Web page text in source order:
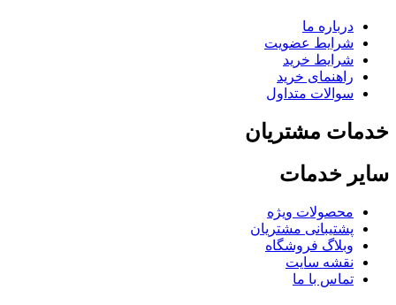
درباره ما
شرایط عضویت
شرایط خرید
راهنمای خرید
سوالات متداول
مشتریان
خدمات
محصولات ویژه
پشتیبانی مشتریان
وبلاگ فروشگاه
نقشه سایت
تماس با ما